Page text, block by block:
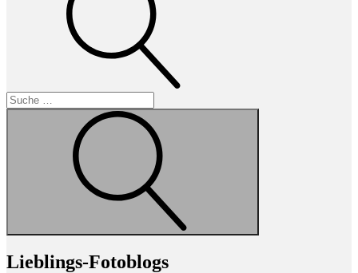
Lieblings-Fotoblogs